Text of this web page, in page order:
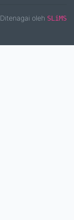
Ditenagai oleh SLiMS